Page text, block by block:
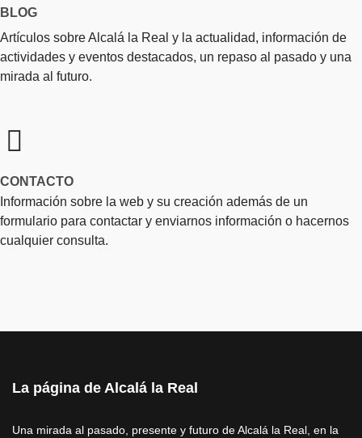
BLOG
Artículos sobre Alcalá la Real y la actualidad, información de
actividades y eventos destacados, un repaso al pasado y una
mirada al futuro.
CONTACTO
Información sobre la web y su creación además de un
formulario para contactar y enviarnos información o hacernos
cualquier consulta.
La página de Alcalá la Real
Una mirada al pasado, presente y futuro de Alcalá la Real, en la